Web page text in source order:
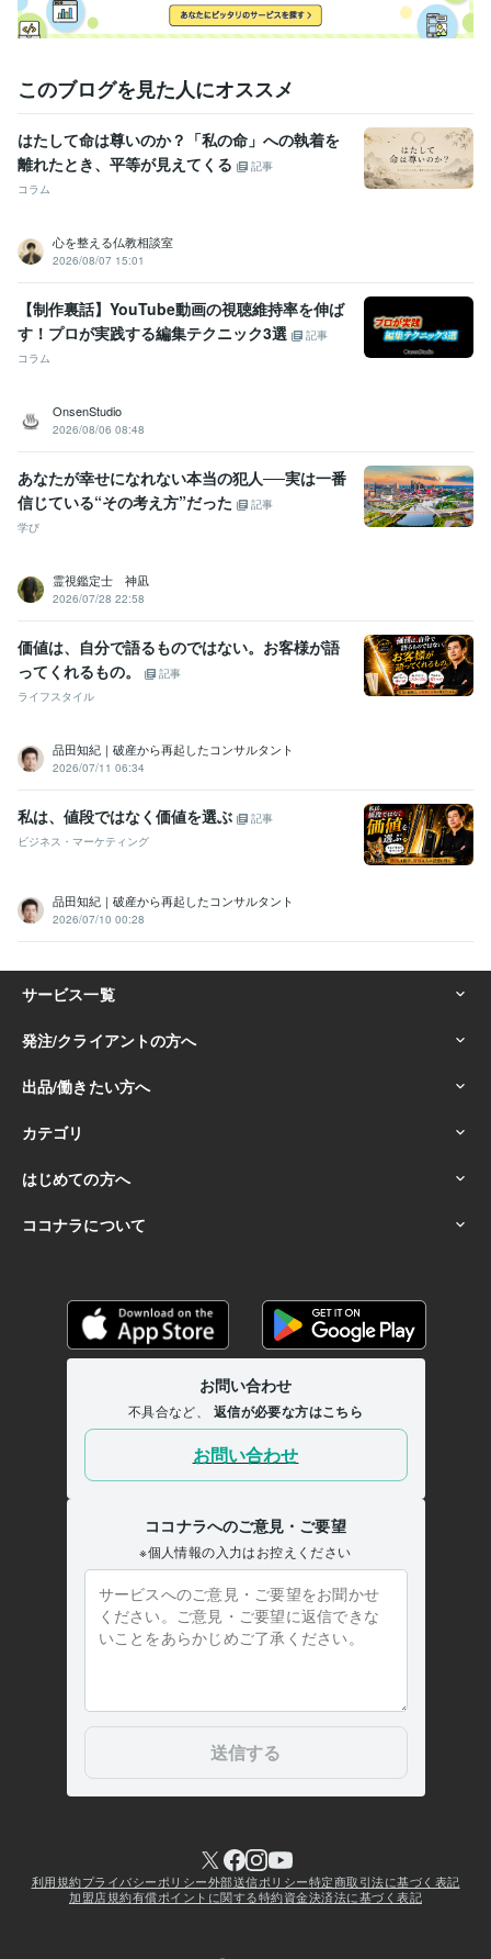
このブログを見た人にオススメ
はたして命は尊いのか？「私の命」への執着を
離れたとき、平等が見えてくる
記事
コラム
心を整える仏教相談室
2026/08/07 15:01
【制作裏話】YouTube動画の視聴維持率を伸ば
す！プロが実践する編集テクニック3選
記事
コラム
OnsenStudio
2026/08/06 08:48
あなたが幸せになれない本当の犯人──実は一番
信じている“その考え方”だった
記事
学び
霊視鑑定士 神凪
2026/07/28 22:58
価値は、自分で語るものではない。お客様が語
ってくれるもの。
記事
ライフスタイル
品田知紀｜破産から再起したコンサルタント
2026/07/11 06:34
私は、値段ではなく価値を選ぶ
記事
ビジネス・マーケティング
品田知紀｜破産から再起したコンサルタント
2026/07/10 00:28